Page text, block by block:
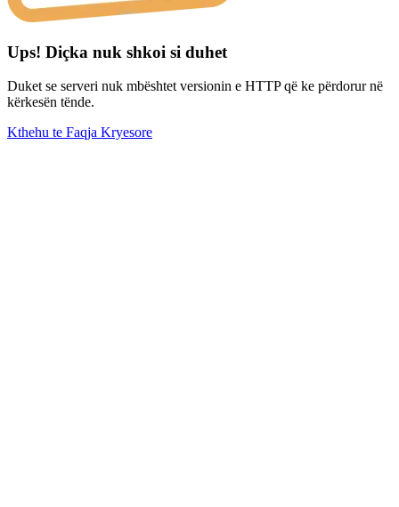
Ups! Diçka nuk shkoi si duhet
Duket se serveri nuk mbështet versionin e HTTP që ke përdorur në
kërkesën tënde.
Kthehu te Faqja Kryesore